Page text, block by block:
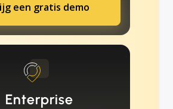
een gratis demo
Enterprise